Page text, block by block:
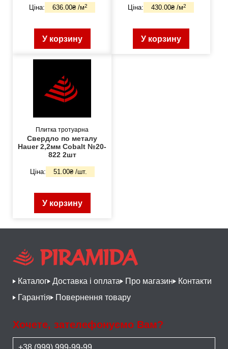
Ціна: 636.00₴ /м2
У корзину
Ціна: 430.00₴ /м2
У корзину
Плитка тротуарна
Свердло по металу
Hauer 2,2мм Cobalt №20-
822 2шт
Ціна: 51.00₴ /шт.
У корзину
Каталог Доставка і оплата Про магазин
Контакти
Гарантія
Повернення товару
Хочете, зателефонуємо Вам?